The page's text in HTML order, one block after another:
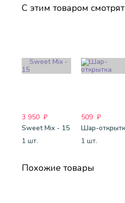
С этим товаром смотрят
3 950 ₽
Sweet Mix - 15
1 шт.
509 ₽
1 шт.
Похожие товары